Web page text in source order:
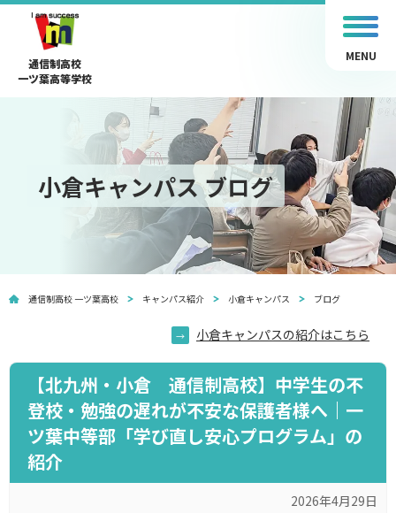
通信制高校
一ツ葉高等学校
MENU
小倉キャンパス ブログ
通信制高校 一ツ葉高校 キャンパス紹介 小倉キャンパス ブログ
小倉キャンパスの紹介はこちら
【北九州・小倉 通信制高校】中学生の不
登校・勉強の遅れが不安な保護者様へ｜一
ツ葉中等部「学び直し安心プログラム」の
紹介
2026年4月29日